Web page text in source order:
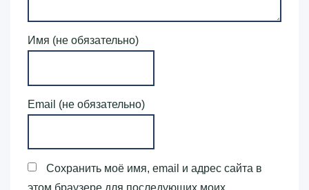
Имя (не обязательно)
Email (не обязательно)
Сохранить моё имя, email и адрес сайта в
этом браузере для последующих моих